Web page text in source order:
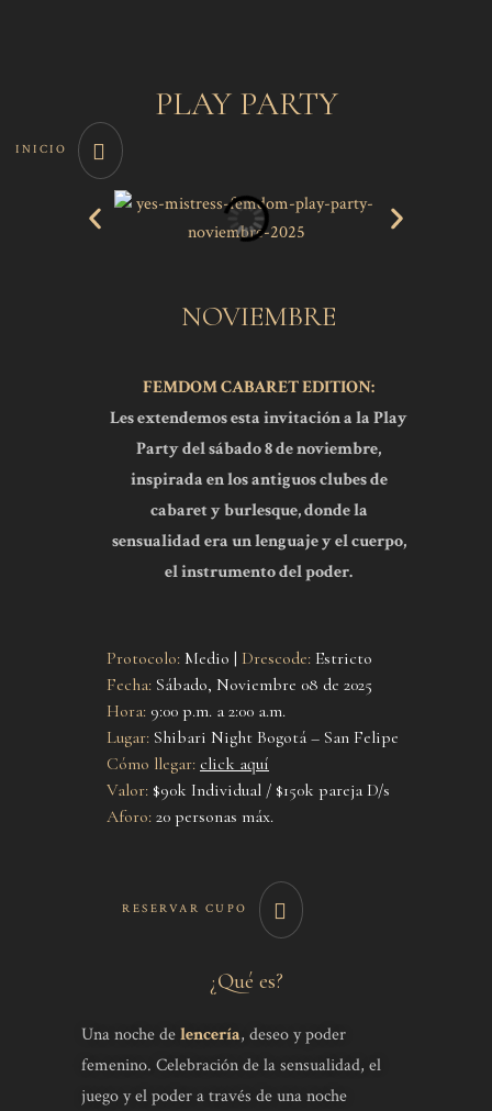
PLAY PARTY
INICIO
NOVIEMBRE
FEMDOM CABARET EDITION:
Les extendemos esta invitación a la Play
Party del sábado 8 de noviembre,
inspirada en los antiguos clubes de
cabaret y burlesque, donde la
sensualidad era un lenguaje y el cuerpo,
el instrumento del poder.
Protocolo: Medio | Drescode: Estricto
Fecha: Sábado, Noviembre 08 de 2025
Hora: 9:00 p.m. a 2:00 a.m.
Lugar: Shibari Night Bogotá – San Felipe
Cómo llegar: click aquí
Valor: $90k Individual / $150k pareja D/s
Aforo: 20 personas máx.
RESERVAR CUPO
¿Qué es?
Una noche delencería, deseo y poder
femenino. Celebración de la sensualidad, el
juego y el poder a través de una noche